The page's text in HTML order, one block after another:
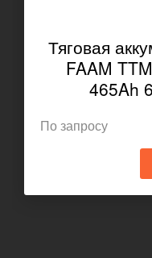
Тяговая
FAAM
465Ah
По запросу